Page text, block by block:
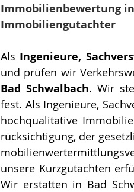
Immobilienbewertung
Immobiliengutachter
Als Ingenieure,
Bad Schwalbach. Wir
fest. Als Ingenieure,
hochqualitative
rück­sich­ti­gung, der
unsere Kurzgutachten
Wir erstatten in Bad